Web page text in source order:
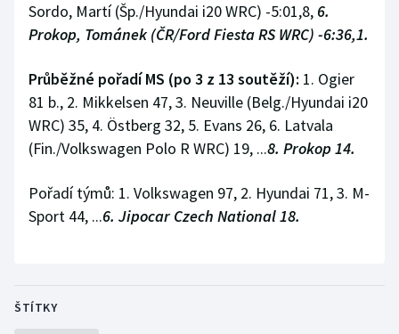
Rychlostní kanoistika
Short track
Sportovní střelba
Stolní tenis
Triatlon
Sordo, Martí (Šp./Hyundai i20 WRC) -5:01,8, 6.
Prokop, Tománek (ČR/Ford Fiesta RS WRC) -6:36,1.
Průběžné pořadí MS (po 3 z 13 soutěží): 1. Ogier
81 b., 2. Mikkelsen 47, 3. Neuville (Belg./Hyundai i20
WRC) 35, 4. Östberg 32, 5. Evans 26, 6. Latvala
(Fin./Volkswagen Polo R WRC) 19, ...8. Prokop 14.
Pořadí týmů: 1. Volkswagen 97, 2. Hyundai 71, 3. M-
Sport 44, ...6. Jipocar Czech National 18.
ŠTÍTKY